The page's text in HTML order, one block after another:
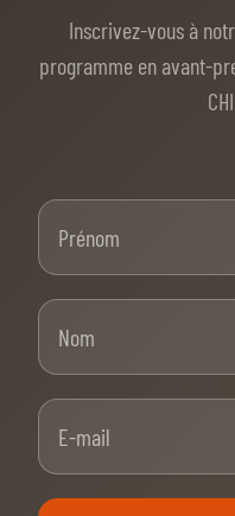
Inscrivez-vous à
programme en avant-